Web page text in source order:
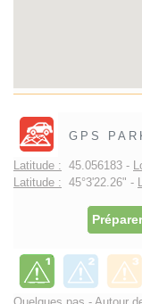
GPS
Latitude : 45.056183 -
Latitude : 45°3'22.26" -